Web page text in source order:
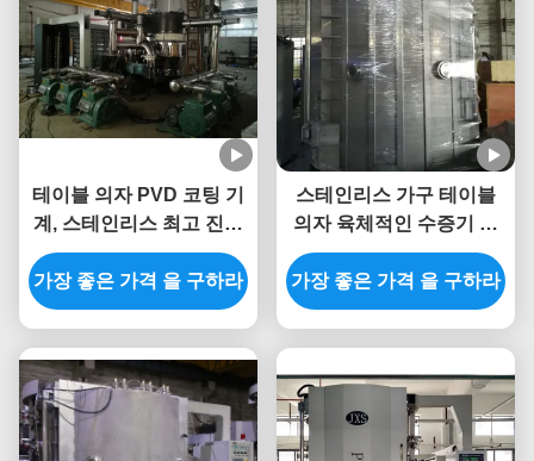
테이블 의자 PVD 코팅 기
계, 스테인리스 최고 진공
코팅 기계
가장 좋은 가격 을 구하라
스테인리스 가구 테이블
의자 육체적인 수증기 공
술서 체계
가장 좋은 가격 을 구하라